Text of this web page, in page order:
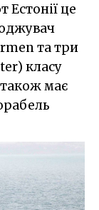
Естонії це
та три
класу
має